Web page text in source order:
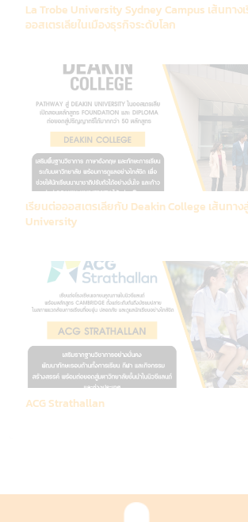
La Trobe University Sydney Campus เส้นทาง
ออสเตรเลียในเมืองธุรกิจระดับโลก
เรียนต่อออสเตรเลียกับ Deakin College เส้นทา
University
ACG Strathallan